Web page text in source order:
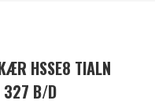
HSSE8 TIALN
327 B/D